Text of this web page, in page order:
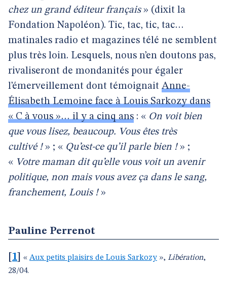
chez un grand éditeur français» (dixit la
Fondation Napoléon). Tic, tac, tic, tac…
matinales radio et magazines télé ne semblent
plus très loin. Lesquels, nous n’en doutons pas,
rivaliseront de mondanités pour égaler
l’émerveillement dont témoignait Anne-
Élisabeth Lemoine face à Louis Sarkozy dans
« C à vous »… il y a cinq ans : « On voit bien
que vous lisez, beaucoup. Vous êtes très
cultivé !» ; « Qu’est-ce qu’il parle bien !» ;
« Votre maman dit qu’elle vous voit un avenir
politique, non mais vous avez ça dans le sang,
franchement, Louis !»
Pauline Perrenot
1 « Aux petits plaisirs de Louis Sarkozy », Libération,
28/04.